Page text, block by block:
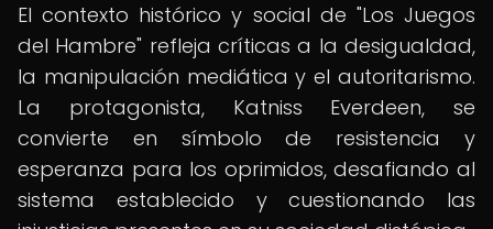
El contexto histórico y social de "Los Juegos
del Hambre" refleja críticas a la desigualdad,
la manipulación mediática y el autoritarismo.
La protagonista, Katniss Everdeen, se
convierte en símbolo de resistencia y
esperanza para los oprimidos, desafiando al
sistema establecido y cuestionando las